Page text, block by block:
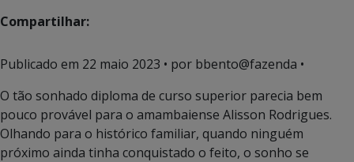
Compartilhar:
Publicado em 22 maio 2023 • por bbento@fazenda •
O tão sonhado diploma de curso superior parecia bem
pouco provável para o amambaiense Alisson Rodrigues.
Olhando para o histórico familiar, quando ninguém
próximo ainda tinha conquistado o feito, o sonho se